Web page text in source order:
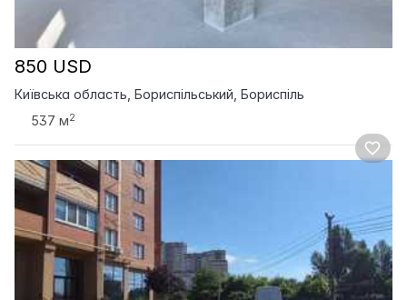
850 USD
Київська область, Бориспільський, Бориспіль
537 м2